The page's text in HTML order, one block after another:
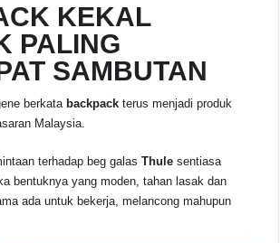
KEKAL
PALING
SAMBUTAN
berkata backpack terus menjadi produk
Malaysia.
terhadap beg galasThule sentiasa
bentuknya yang moden, tahan lasak dan
ada untuk bekerja, melancong mahupun